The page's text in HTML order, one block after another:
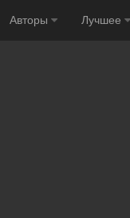
Авторы Лучшее